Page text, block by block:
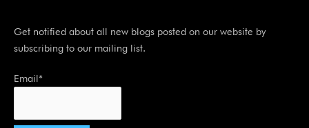
Get notified about all new blogs posted on our website by
subscribing to our mailing list.
Email*